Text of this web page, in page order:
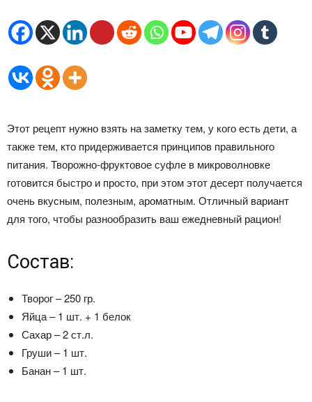
Этот рецепт нужно взять на заметку тем, у кого есть дети, а
также тем, кто придерживается принципов правильного
питания. Творожно-фруктовое суфле в микроволновке
готовится быстро и просто, при этом этот десерт получается
очень вкусным, полезным, ароматным. Отличный вариант
для того, чтобы разнообразить ваш ежедневный рацион!
Состав:
Творог – 250 гр.
Яйца – 1 шт. + 1 белок
Сахар – 2 ст.л.
Груши – 1 шт.
Банан – 1 шт.